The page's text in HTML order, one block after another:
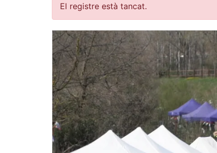
El registre està tancat.